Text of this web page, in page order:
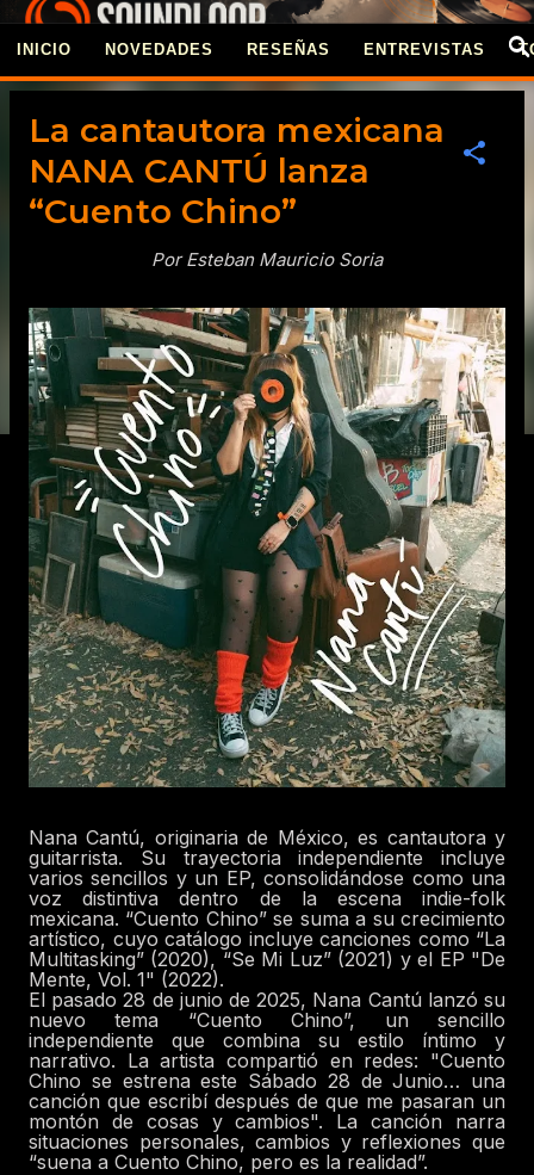
Ir al contenido principal
REVISTA
INICIO NOVEDADES RESEÑAS ENTREVISTAS
La cantautora mexicana
NANA CANTÚ lanza
“Cuento Chino”
Por Esteban Mauricio Soria
Nana Cantú, originaria de México, es cantautora y
guitarrista. Su trayectoria independiente incluye
varios sencillos y un EP, consolidándose como una
voz distintiva dentro de la escena indie-folk
mexicana. “Cuento Chino” se suma a su crecimiento
artístico, cuyo catálogo incluye canciones como “La
Multitasking” (2020), “Se Mi Luz” (2021) y el EP "De
Mente, Vol. 1" (2022).
El pasado 28 de junio de 2025, Nana Cantú lanzó su
nuevo tema “Cuento Chino”, un sencillo
independiente que combina su estilo íntimo y
narrativo. La artista compartió en redes: "Cuento
Chino se estrena este Sábado 28 de Junio… una
canción que escribí después de que me pasaran un
montón de cosas y cambios". La canción narra
situaciones personales, cambios y reflexiones que
“suena a Cuento Chino, pero es la realidad”.